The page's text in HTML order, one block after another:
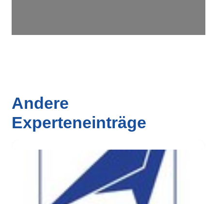
Andere
Experteneinträge